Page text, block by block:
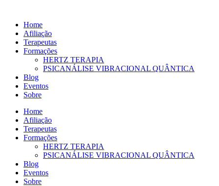
conteúdo
Home
Afiliação
Terapeutas
Formações
HERTZ TERAPIA
PSICANÁLISE VIBRACIONAL QUÂNTICA
Blog
Eventos
Sobre
Home
Afiliação
Terapeutas
Formações
HERTZ TERAPIA
PSICANÁLISE VIBRACIONAL QUÂNTICA
Blog
Eventos
Sobre